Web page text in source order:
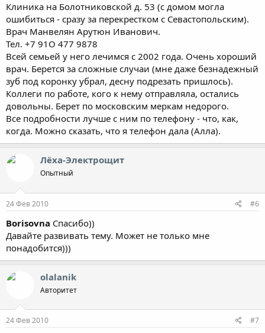
Клиника на Болотниковской д. 53 (с домом могла
ошибиться - сразу за перекрестком с Севастопольским).
Врач Манвелян Арутюн Иванович.
Тел. +7 91О 477 9878
Всей семьей у него лечимся с 2002 года. Очень хороший
врач. Берется за сложные случаи (мне даже безнадежный
зуб под коронку убрал, десну подрезать пришлось).
Коллеги по работе, кого к нему отправляла, остались
довольны. Берет по московским меркам недорого.
Все подробности лучше с ним по телефону - что, как,
когда. Можно сказать, что я телефон дала (Алла).
Лёха-Электрощит
Опытный
24 Фев 2010 #6
Borisovna Спасибо))
Давайте развивать тему. Может не только мне
понадобится)))
olalanik
Авторитет
24 Фев 2010 #7